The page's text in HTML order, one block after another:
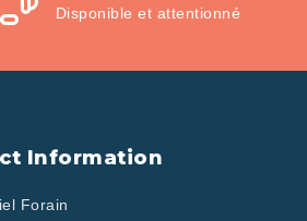
Disponible et attentionné
Information
Forain